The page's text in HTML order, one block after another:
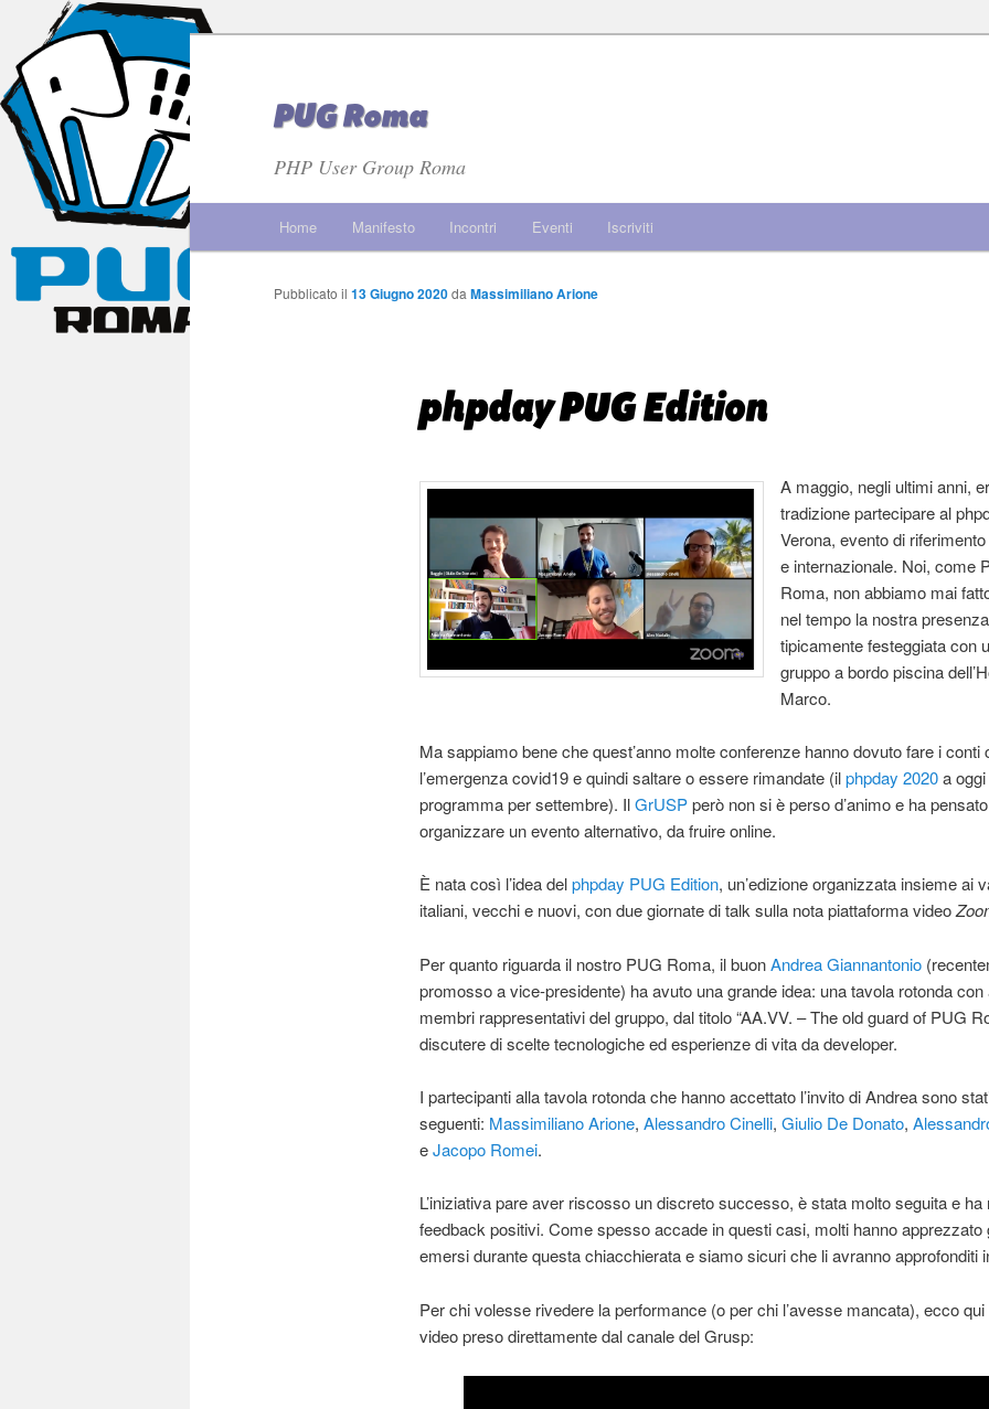
PUG Roma
PHP User Group Roma
Vai al contenuto principale
Vai al contenuto secondario
Home Manifesto Incontri Eventi Iscriviti
phpday PUG Edition
Pubblicato il 13 Giugno 2020da Massimiliano Arione
A maggio, negli ultimi anni,
tradizione partecipare al
Verona, evento di
e internazionale. Noi, come
Roma, non abbiamo mai
nel tempo la nostra
tipicamente festeggiata con
gruppo a bordo piscina
Marco.
Ma sappiamo bene che quest’anno molte conferenze hanno dovuto fare i conti
l’emergenza covid19 e quindi saltare o essere rimandate (ilphpday 2020a oggi
programma per settembre). IlGrUSPperò non si è perso d’animo e ha
organizzare un evento alternativo, da fruire online.
È nata così l’idea delphpday PUG Edition, un’edizione organizzata insieme ai
italiani, vecchi e nuovi, con due giornate di talk sulla nota piattaforma video
Per quanto riguarda il nostro PUG Roma, il buonAndrea Giannantonio
promosso a vice-presidente) ha avuto una grande idea: una tavola rotonda con
membri rappresentativi del gruppo, dal titolo “AA.VV. – The old guard of PUG
discutere di scelte tecnologiche ed esperienze di vita da developer.
I partecipanti alla tavola rotonda che hanno accettato l’invito di Andrea sono
seguenti: Massimiliano Arione, Alessandro Cinelli, Giulio De Donato,
eJacopo Romei.
L’iniziativa pare aver riscosso un discreto successo, è stata molto seguita e ha
feedback positivi. Come spesso accade in questi casi, molti hanno apprezzato
emersi durante questa chiacchierata e siamo sicuri che li avranno approfonditi
Per chi volesse rivedere la performance (o per chi l’avesse mancata), ecco
video preso direttamente dal canale del Grusp: